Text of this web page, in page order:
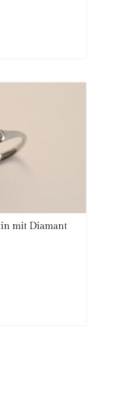
mit Diamant